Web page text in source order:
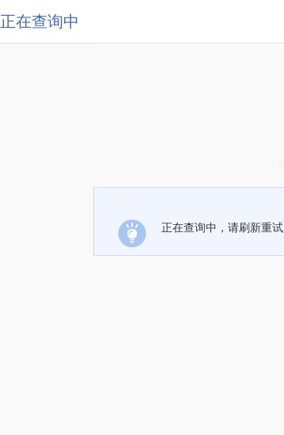
正在查询中
正在查询中，请刷新重试